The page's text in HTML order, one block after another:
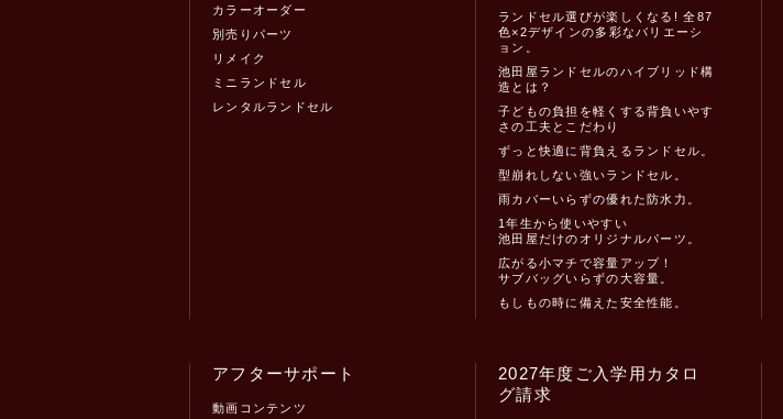
カラーオーダー
別売りパーツ
リメイク
ミニランドセル
レンタルランドセル
ランドセル選びが楽しくなる! 全87
色×2デザインの多彩なバリエーシ
ョン。
池田屋ランドセルのハイブリッド構
造とは？
子どもの負担を軽くする背負いやす
さの工夫とこだわり
ずっと快適に背負えるランドセル。
型崩れしない強いランドセル。
雨カバーいらずの優れた防水力。
1年生から使いやすい
池田屋だけのオリジナルパーツ。
広がる小マチで容量アップ！
サブバッグいらずの大容量。
もしもの時に備えた安全性能。
アフターサポート
動画コンテンツ
2027年度ご入学用カタロ
グ請求